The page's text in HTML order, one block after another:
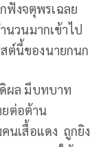
ฟังจตุพรเฉลย
นวนมากเข้าไป
ต์นี้ของนายกนก
ผล มีบทบาท
ต่อต้าน
นเสื้อแดง ถูกยิง